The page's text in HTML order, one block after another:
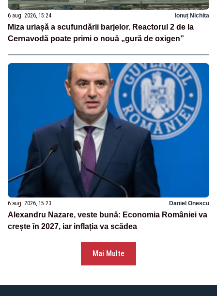
6 aug. 2026, 15:24 Ionuț Nichita
Miza uriașă a scufundării barjelor. Reactorul 2 de la
Cernavodă poate primi o nouă „gură de oxigen”
6 aug. 2026, 15:23 Daniel Onescu
Alexandru Nazare, veste bună: Economia României va
crește în 2027, iar inflația va scădea
Mai Multe